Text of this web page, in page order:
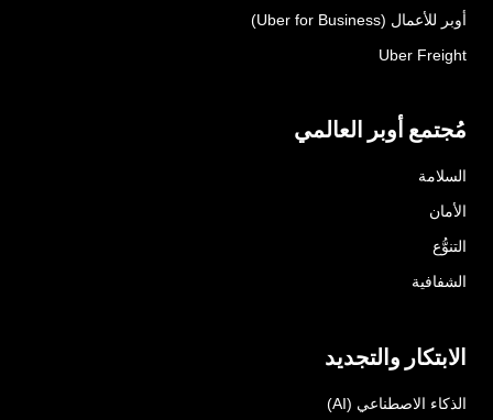
أوبر للأعمال (Uber for Business)
Uber Freight
مُجتمع أوبر العالمي
السلامة
الأمان
التنوُّع
الشفافية
الابتكار والتجديد
الذكاء الاصطناعي (AI)